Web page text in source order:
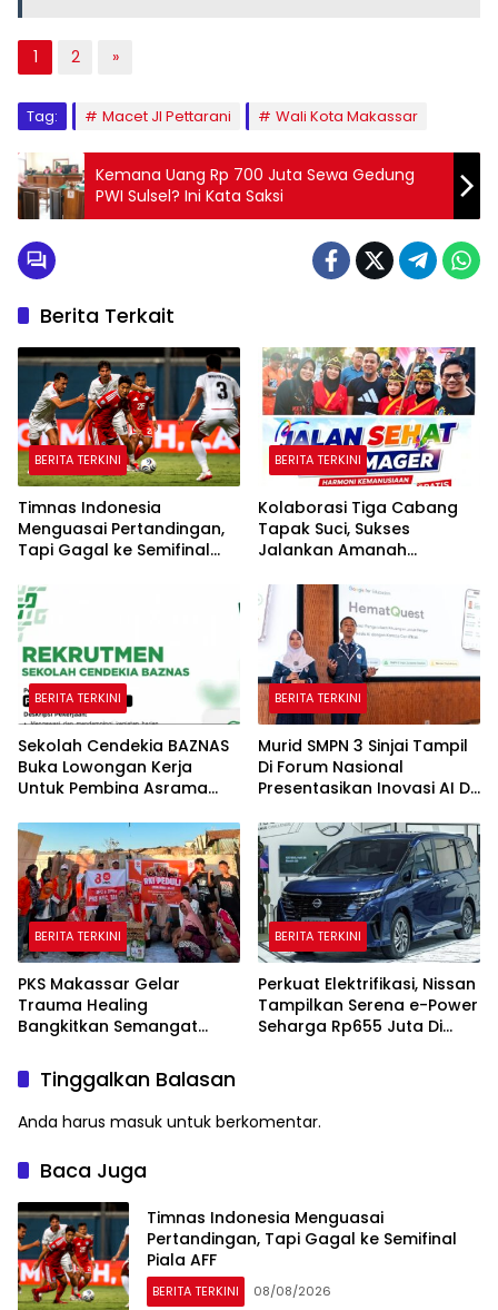
1 2 »
Tag: Macet Jl Pettarani Wali Kota Makassar
Kemana Uang Rp 700 Juta Sewa Gedung
PWI Sulsel? Ini Kata Saksi
Berita Terkait
BERITA TERKINI
Timnas Indonesia
Menguasai Pertandingan,
Tapi Gagal ke Semifinal
BERITA TERKINI
Kolaborasi Tiga Cabang
Tapak Suci, Sukses
Jalankan Amanah
Gubernur Sulawesi Selatan
BERITA TERKINI
Sekolah Cendekia BAZNAS
Buka Lowongan Kerja
Untuk Pembina Asrama
BERITA TERKINI
Murid SMPN 3 Sinjai Tampil
Di Forum Nasional
Presentasikan Inovasi AI Di
BERITA TERKINI
PKS Makassar Gelar
Trauma Healing
Bangkitkan Semangat
BERITA TERKINI
Perkuat Elektrifikasi, Nissan
Tampilkan Serena e-Power
Seharga Rp655 Juta Di
Tinggalkan Balasan
Anda harus masuk untuk berkomentar.
Baca Juga
Timnas Indonesia Menguasai
Pertandingan, Tapi Gagal ke Semifinal
Piala AFF
BERITA TERKINI 08/08/2026